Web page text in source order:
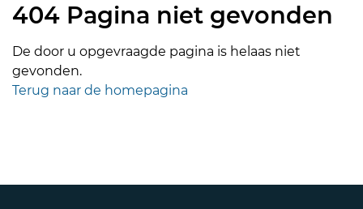
404 Pagina niet gevonden
De door u opgevraagde pagina is helaas niet
gevonden.
Terug naar de homepagina